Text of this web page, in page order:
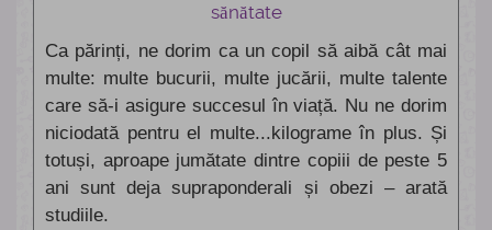
sănătate
Ca părinți, ne dorim ca un copil să aibă cât mai
multe: multe bucurii, multe jucării, multe talente
care să-i asigure succesul în viață. Nu ne dorim
niciodată pentru el multe...kilograme în plus. Și
totuși, aproape jumătate dintre copiii de peste 5
ani sunt deja supraponderali și obezi – arată
studiile.